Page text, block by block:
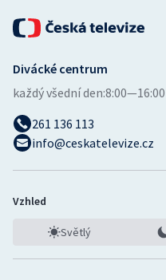
Divácké centrum
každý všední den:
261 136 113
info@ceskatelevize.cz
Vzhled
Světlý